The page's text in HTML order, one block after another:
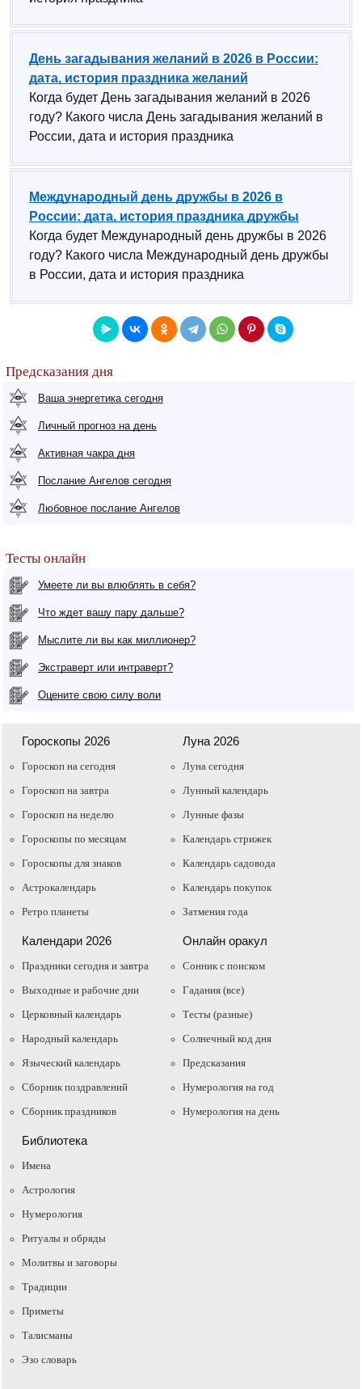
День загадывания желаний в 2026 в России:
дата, история праздника желаний
Когда будет День загадывания желаний в 2026
году? Какого числа День загадывания желаний в
России, дата и история праздника
Международный день дружбы в 2026 в
России: дата, история праздника дружбы
Когда будет Международный день дружбы в 2026
году? Какого числа Международный день дружбы
в России, дата и история праздника
Предсказания дня
Ваша энергетика сегодня
Личный прогноз на день
Активная чакра дня
Послание Ангелов сегодня
Любовное послание Ангелов
Тесты онлайн
Умеете ли вы влюблять в себя?
Что ждет вашу пару дальше?
Мыслите ли вы как миллионер?
Экстраверт или интраверт?
Оцените свою силу воли
Гороскопы 2026
Гороскоп на сегодня
Гороскоп на завтра
Гороскоп на неделю
Гороскопы по месяцам
Гороскопы для знаков
Астрокалендарь
Ретро планеты
Луна 2026
Луна сегодня
Лунный календарь
Лунные фазы
Календарь стрижек
Календарь садовода
Календарь покупок
Затмения года
Календари 2026
Праздники сегодня и завтра
Выходные и рабочие дни
Церковный календарь
Народный календарь
Языческий календарь
Сборник поздравлений
Сборник праздников
Онлайн оракул
Cонник с поиском
Гадания (все)
Тесты (разные)
Солнечный код дня
Предсказания
Нумерология на год
Нумерология на день
Библиотека
Имена
Астрология
Нумерология
Ритуалы и обряды
Молитвы и заговоры
Традиции
Приметы
Талисманы
Эзо словарь